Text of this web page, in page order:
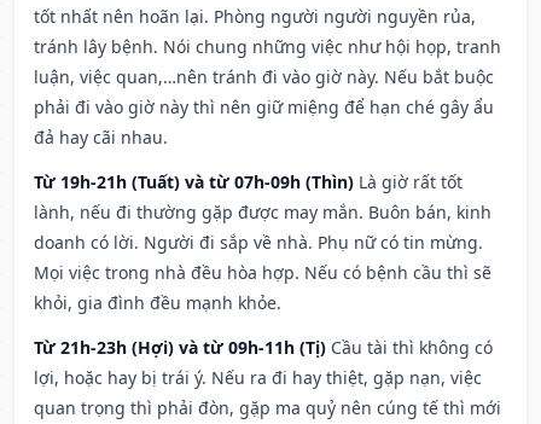
tốt nhất nên hoãn lại. Phòng người người nguyền rủa,
tránh lây bệnh. Nói chung những việc như hội họp, tranh
luận, việc quan,…nên tránh đi vào giờ này. Nếu bắt buộc
phải đi vào giờ này thì nên giữ miệng để hạn ché gây ẩu
đả hay cãi nhau.
Từ 19h-21h (Tuất) và từ 07h-09h (Thìn) Là giờ rất tốt
lành, nếu đi thường gặp được may mắn. Buôn bán, kinh
doanh có lời. Người đi sắp về nhà. Phụ nữ có tin mừng.
Mọi việc trong nhà đều hòa hợp. Nếu có bệnh cầu thì sẽ
khỏi, gia đình đều mạnh khỏe.
Từ 21h-23h (Hợi) và từ 09h-11h (Tị) Cầu tài thì không có
lợi, hoặc hay bị trái ý. Nếu ra đi hay thiệt, gặp nạn, việc
quan trọng thì phải đòn, gặp ma quỷ nên cúng tế thì mới